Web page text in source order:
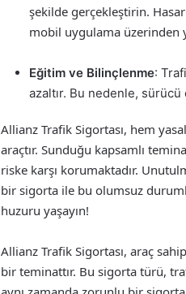
şekilde gerçekleştirin.
mobil uygulama üzerinden
Eğitim ve Bilinçlenme:
azaltır. Bu nedenle,
Allianz Trafik Sigortası, hem
araçtır. Sunduğu kapsamlı
riske karşı korumaktadır.
bir sigorta ile bu olumsuz
huzuru yaşayın!
Allianz Trafik Sigortası, araç
bir teminattır. Bu sigorta türü,